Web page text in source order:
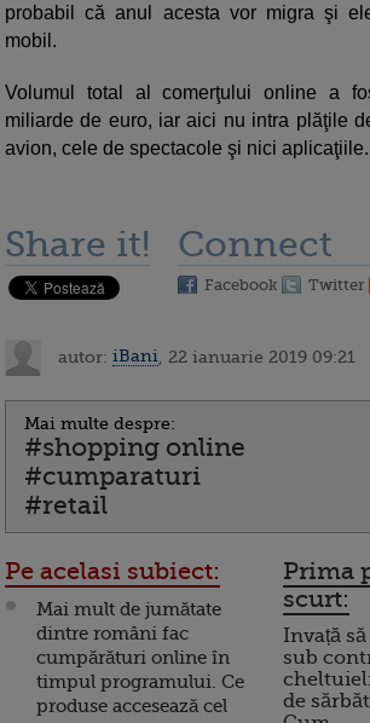
probabil că anul acesta vor migra şi
mobil.
Volumul total al comerţului online a
miliarde de euro, iar aici nu intra plăţile
avion, cele de spectacole şi nici aplicaţiile.
Share it! Connect
Facebook Twitter
autor: iBani , 22 ianuarie 2019 09:21
Mai multe despre:
#shopping online
#cumparaturi
#retail
Pe acelasi subiect:
Mai mult de jumătate
dintre români fac
cumpărături online în
timpul programului. Ce
produse accesează cel
Prima
scurt:
Invață
sub
de